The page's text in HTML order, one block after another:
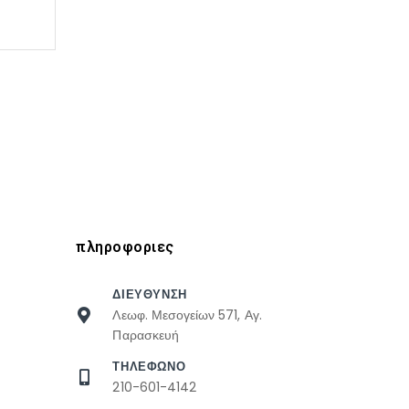
πληροφοριες
ΔΙΕΥΘΥΝΣΗ
Λεωφ. Μεσογείων 571, Αγ.
Παρασκευή
ΤΗΛΕΦΩΝΟ
210-601-4142